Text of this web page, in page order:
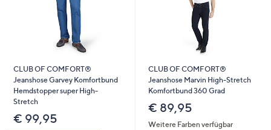
CLUB OF COMFORT®
Jeanshose Garvey Komfortbund
Hemdstopper super High-
Stretch
€ 99,95
CLUB OF COMFORT®
Jeanshose Marvin High-Stretch
Komfortbund 360 Grad
€ 89,95
Weitere Farben verfügbar